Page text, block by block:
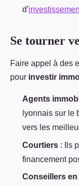
d'
Se tourner
Faire appel à des
pour investir
Agents
lyonnais sur le
vers les
Courtiers : Ils
financement
Conseillers